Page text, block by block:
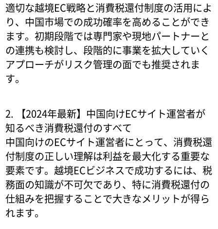
適切な越境EC戦略と消費税還付制度の活用によ
り、中国市場での成功確率を高めることができ
ます。初期段階では専門家や現地パートナーと
の連携も検討し、段階的に事業を拡大していく
アプローチがリスク管理の面でも推奨されま
す。
2. 【2024年最新】中国向けECサイト運営者が
知るべき消費税還付のすべて
中国向けのECサイト運営者にとって、消費税還
付制度の正しい理解は利益を最大化する重要な
要素です。越境ECビジネスで成功するには、税
務面の知識が不可欠であり、特に消費税還付の
仕組みを把握することで大きなメリットが得ら
れます。